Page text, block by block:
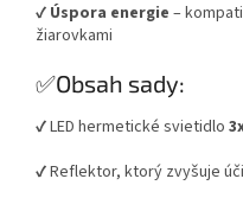
✔ Úspora energie –
žiarovkami
✅Obsah sady:
✔ LED hermetické svietidlo
✔ Reflektor, ktorý zvyšuje